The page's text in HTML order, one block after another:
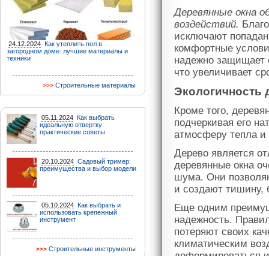
24.12.2024 Как утеплить пол в
загородном доме: лучшие материалы и
техники
Строительные материалы
05.11.2024 Как выбрать
идеальную отвертку:
практические советы
20.10.2024 Садовый тример:
преимущества и выбор модели
05.10.2024 Как выбрать и
использовать крепежный
инструмент
Строительные инструменты
Деревянные окна
воздействий.
исключают
комфортные
надежно защищает
что увеличивает
Экологичность
Кроме того,
подчеркивая его
атмосферу тепла
Дерево является
деревянные окна
шума. Они
и создают тишину,
Еще одним
надежность.
потеряют своих
климатическим